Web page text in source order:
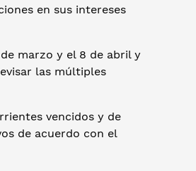
en sus intereses
marzo y el 8 de abril y
las múltiples
vencidos y de
de acuerdo con el